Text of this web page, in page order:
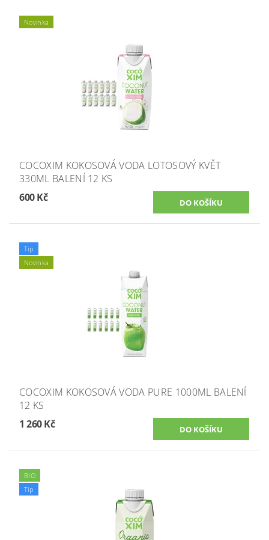
Novinka
COCOXIM KOKOSOVÁ VODA LOTOSOVÝ KVĚT
330ML BALENÍ 12 KS
600 Kč
Tip
Novinka
COCOXIM KOKOSOVÁ VODA PURE 1000ML BALENÍ
12 KS
1 260 Kč
BIO
Tip